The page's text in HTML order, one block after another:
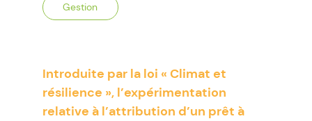
Gestion
Introduite par la loi « Climat et
résilience », l’expérimentation
relative à l’attribution d’un prêt à